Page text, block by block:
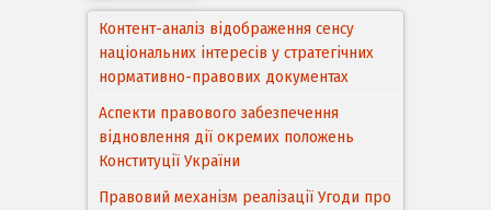
Контент-аналіз відображення сенсу
національних інтересів у стратегічних
нормативно-правових документах
Аспекти правового забезпечення
відновлення дії окремих положень
Конституції України
Правовий механізм реалізації Угоди про